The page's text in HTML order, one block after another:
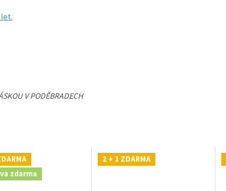
V PODĚBRADECH
zdarma
2 + 1 ZDARMA